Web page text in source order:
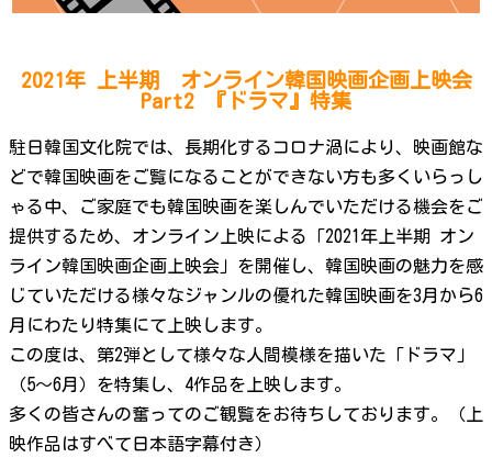
2021年 上半期 オンライン韓国映画企画上映会
Part2 『ドラマ』特集
駐日韓国文化院では、長期化するコロナ渦により、映画館な
どで韓国映画をご覧になることができない方も多くいらっし
ゃる中、ご家庭でも韓国映画を楽しんでいただける機会をご
提供するため、オンライン上映による「2021年上半期 オン
ライン韓国映画企画上映会」を開催し、韓国映画の魅力を感
じていただける様々なジャンルの優れた韓国映画を3月から6
月にわたり特集にて上映します。
この度は、第2弾として様々な人間模様を描いた「ドラマ」
（5～6月）を特集し、4作品を上映します。
多くの皆さんの奮ってのご観覧をお待ちしております。（上
映作品はすべて日本語字幕付き）